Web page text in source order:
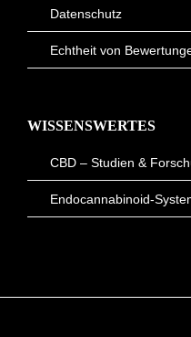
Datenschutz
Echtheit von
WISSENSWERTES
CBD – Studien &
Endocannabinoid-